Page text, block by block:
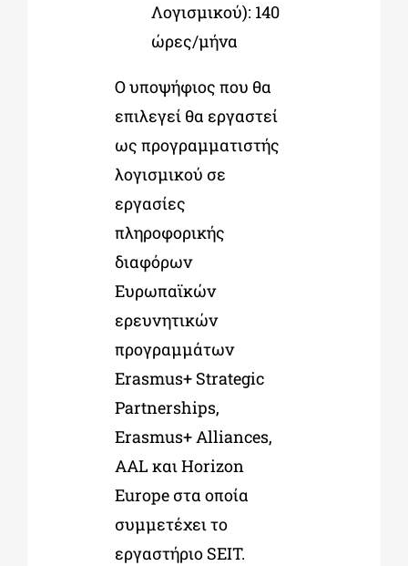
Λογισμικού): 140
ώρες/μήνα
Ο υποψήφιος που θα
επιλεγεί θα εργαστεί
ως προγραμματιστής
λογισμικού σε
εργασίες
πληροφορικής
διαφόρων
Ευρωπαϊκών
ερευνητικών
προγραμμάτων
Erasmus+ Strategic
Partnerships,
Erasmus+ Alliances,
AAL και Horizon
Europe στα οποία
συμμετέχει το
εργαστήριο SEIT.